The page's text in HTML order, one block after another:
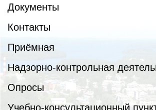
Документы
Контакты
Приёмная
Надзорно-контрольная
Опросы
Учебно-консультационный